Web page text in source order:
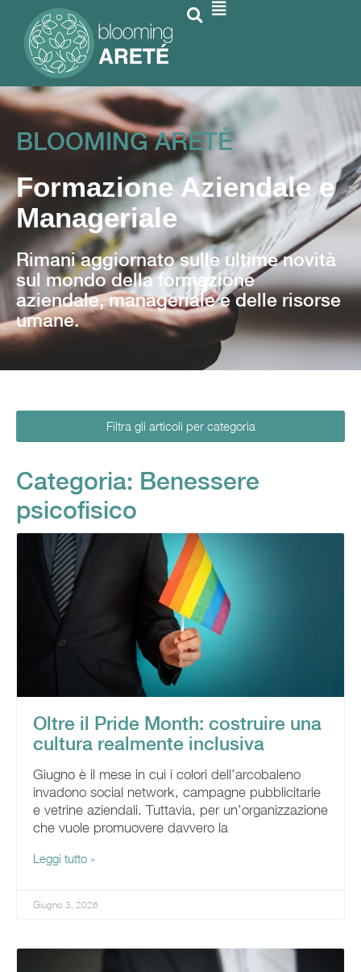
BLOOMING ARETÉ
Formazione Aziendale e
Manageriale
Rimani aggiornato sulle ultime novità
sul mondo della formazione
aziendale, manageriale e delle risorse
umane.
Filtra gli articoli per categoria
Categoria: Benessere
psicofisico
Oltre il Pride Month: costruire una
cultura realmente inclusiva
Giugno è il mese in cui i colori dell’arcobaleno
invadono social network, campagne pubblicitarie
e vetrine aziendali. Tuttavia, per un’organizzazione
che vuole promuovere davvero la
Leggi tutto »
Giugno 3, 2026